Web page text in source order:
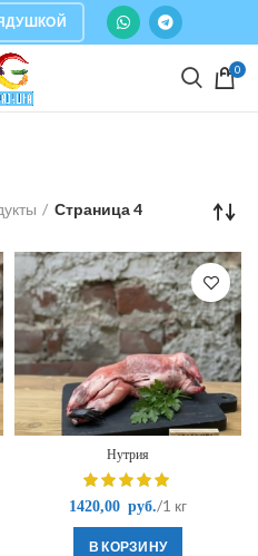
0
Страница 4
Нутрия
1420,00 руб. /1 кг
В КОРЗИНУ